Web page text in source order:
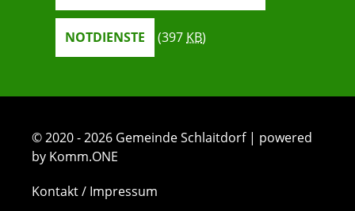
NOTDIENSTE (397 KB)
© 2020 - 2026 Gemeinde Schlaitdorf | powered
by Komm.ONE
Kontakt / Impressum